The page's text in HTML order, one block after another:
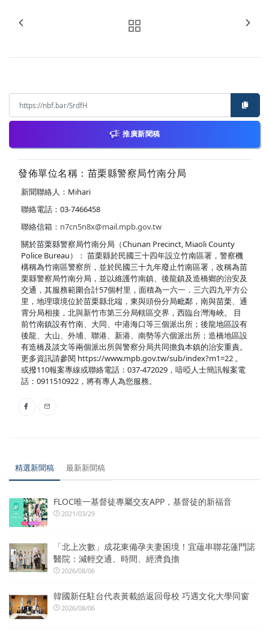
推廣新聞稿
發佈單位名稱：苗栗縣警察局竹南分局
新聞聯絡人：Mihari
聯絡電話：03-7466458
聯絡信箱： n7cn5n8x@mail.mpb.gov.tw
關於苗栗縣警察局竹南分局（Chunan Precinct, Miaoli County
Police Bureau）： 苗栗縣於民國三十四年設立竹南區署，警察機
構稱為竹南區警察所，並於民國三十九年廢止竹南區署，改稱為苗
栗縣警察局竹南分局，並以維護竹南鎮、後龍鎮及造橋鄉的治安及
交通，其服務範圍合計57個村里，面積為一六一．三六四九平方公
里，地理環境位於苗栗縣北端，東與頭份分局毗鄰，南與苗栗、通
霄分局相接，北與新竹市第三分局轄區交界，西臨台灣海峽。 目
前竹南鎮設有竹南、大同、中港海口等三個派出所；後龍地區設有
後龍、大山、外埔、聯港、新港、南勢等六個派出所；造橋地區設
有造橋及談文等兩個派出所與警察分局共同擔負本鎮的治安重責。
更多資訊請參閱 https://www.mpb.gov.tw/sub/index?m1=22 。
或撥110報案專線或聯絡電話：037-472029，喑啞人士簡訊報案電
話：0911510922，將有專人為您服務。
精選新聞稿 最新新聞稿
FLOC唯一基督徒專屬交友APP，基督徒的新福音
2021/03/29
「北上次數」成花東備孕夫妻困境！宜蘊串聯花蓮門諾
醫院：減輕交通、時間、經濟負擔
2026/08/06
韓國新任駐台代表黃載皓返回母校 巧遇文化大學同窗
2026/08/06